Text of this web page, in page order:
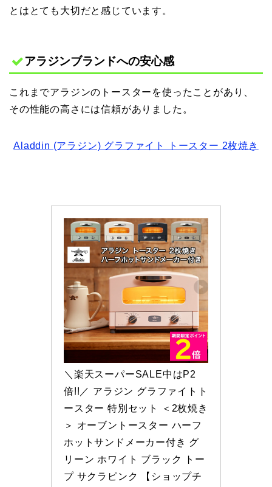
とはとても大切だと感じています。
アラジンブランドへの安心感
これまでアラジンのトースターを使ったことがあり、
その性能の高さには信頼がありました。
Aladdin (アラジン) グラファイト トースター 2枚焼き
＼楽天スーパーSALE中はP2
倍!!／ アラジン グラファイトト
ースター 特別セット ＜2枚焼き
＞ オーブントースター ハーフ
ホットサンドメーカー付き グ
リーン ホワイト ブラック トー
プ サクラピンク 【ショップチ